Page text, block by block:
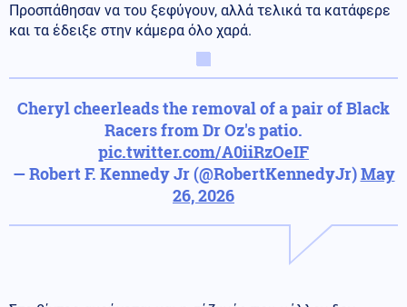
Προσπάθησαν να του ξεφύγουν, αλλά τελικά τα κατάφερε
και τα έδειξε στην κάμερα όλο χαρά.
Cheryl cheerleads the removal of a pair of Black
Racers from Dr Oz's patio.
pic.twitter.com/A0iiRzOeIF
— Robert F. Kennedy Jr (@RobertKennedyJr)May
26, 2026